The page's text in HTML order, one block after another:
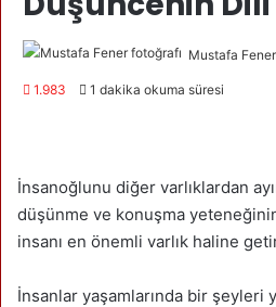
Mustafa Fener
1.983 1 dakika okuma süresi
İnsanoğlunu diğer varlıklardan
düşünme ve konuşma
insanı en önemli varlık haline
İnsanlar yaşamlarında bir şeyleri